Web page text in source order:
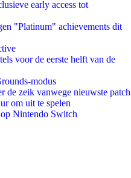
early access tot
"Platinum" achievements dit
voor de eerste helft van de
modus
de zeik vanwege nieuwste patch
om uit te spelen
Nintendo Switch